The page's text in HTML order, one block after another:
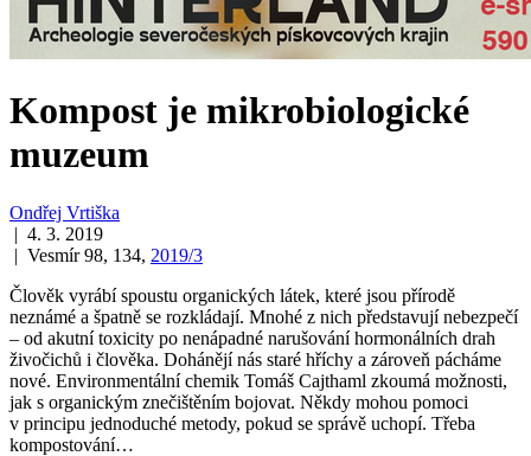
Kompost je mikrobiologické
muzeum
Ondřej Vrtiška
| 4. 3. 2019
| Vesmír 98, 134, 2019/3
Člověk vyrábí spoustu organických látek, které jsou přírodě
neznámé a špatně se rozkládají. Mnohé z nich představují nebezpečí
– od akutní toxicity po nenápadné narušování hormonálních drah
živočichů i člověka. Dohánějí nás staré hříchy a zároveň pácháme
nové. Environmentální chemik Tomáš Cajthaml zkoumá možnosti,
jak s organickým znečištěním bojovat. Někdy mohou pomoci
v principu jednoduché metody, pokud se správě uchopí. Třeba
kompostování…